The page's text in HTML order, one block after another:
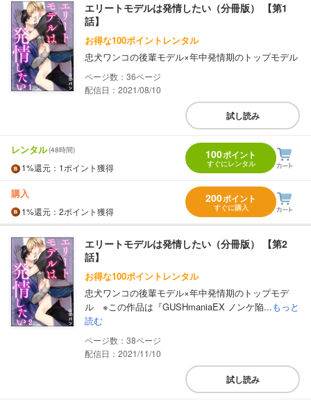
エリートモデルは発情したい（分冊版） 【第1
話】
お得な100ポイントレンタル
忠犬ワンコの後輩モデル×年中発情期のトップモデル
36
配信日：2021/08/10
試し読み
レンタル(48時間)
1%還元 ：1ポイント獲得
100ポイント
すぐにレンタル
購入
1%還元 ：2ポイント獲得
200ポイント
すぐに購入
エリートモデルは発情したい（分冊版） 【第2
話】
お得な100ポイントレンタル
忠犬ワンコの後輩モデル×年中発情期のトップモデ
ル ※この作品は『GUSHmaniaEX ノンケ陥...もっと
読む
38
配信日：2021/11/10
試し読み